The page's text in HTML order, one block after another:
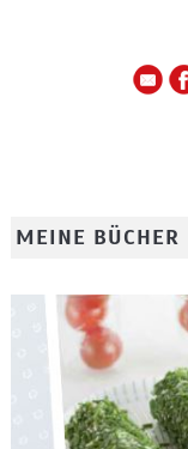
MEINE BÜCHER